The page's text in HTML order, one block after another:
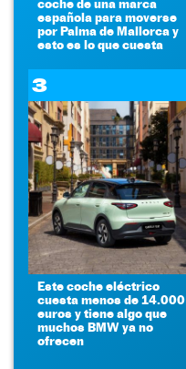
coche de una marca
española para moverse
por Palma de Mallorca y
esto es lo que cuesta
3
Este coche eléctrico
cuesta menos de 14.000
euros y tiene algo que
muchos BMW ya no
ofrecen